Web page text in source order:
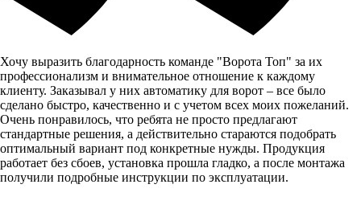
Хочу выразить благодарность команде "Ворота Топ" за их
профессионализм и внимательное отношение к каждому
клиенту. Заказывал у них автоматику для ворот – все было
сделано быстро, качественно и с учетом всех моих пожеланий.
Очень понравилось, что ребята не просто предлагают
стандартные решения, а действительно стараются подобрать
оптимальный вариант под конкретные нужды. Продукция
работает без сбоев, установка прошла гладко, а после монтажа
получили подробные инструкции по эксплуатации.